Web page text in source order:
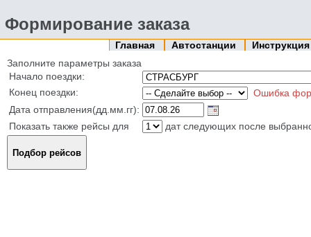
Формирование заказа
Главная Автостанции
Заполните параметры заказа
Начало поездки:
Конец поездки:
Ошибка
Дата отправления(дд.мм.гг):
Показать также рейсы для
дат следующих после